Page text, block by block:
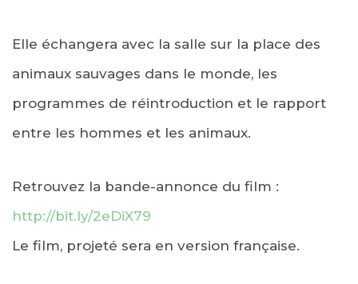
Elle échangera avec la salle sur la place des
animaux sauvages dans le monde, les
programmes de réintroduction et le rapport
entre les hommes et les animaux.
Retrouvez la bande-annonce du film :
http://bit.ly/2eDiX79
Le film, projeté sera en version française.